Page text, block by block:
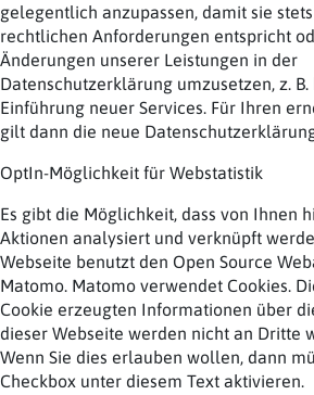
gelegentlich anzupassen, damit sie
rechtlichen Anforderungen entspricht
Änderungen unserer Leistungen in der
Datenschutzerklärung umzusetzen, z.
Einführung neuer Services. Für Ihren
gilt dann die neue
OptIn-Möglichkeit für Webstatistik
Es gibt die Möglichkeit, dass von Ihnen
Aktionen analysiert und verknüpft
Webseite benutzt den Open Source
Matomo. Matomo verwendet Cookies.
Cookie erzeugten Informationen über
dieser Webseite werden nicht an Dritte
Wenn Sie dies erlauben wollen, dann
Checkbox unter diesem Text aktivieren.